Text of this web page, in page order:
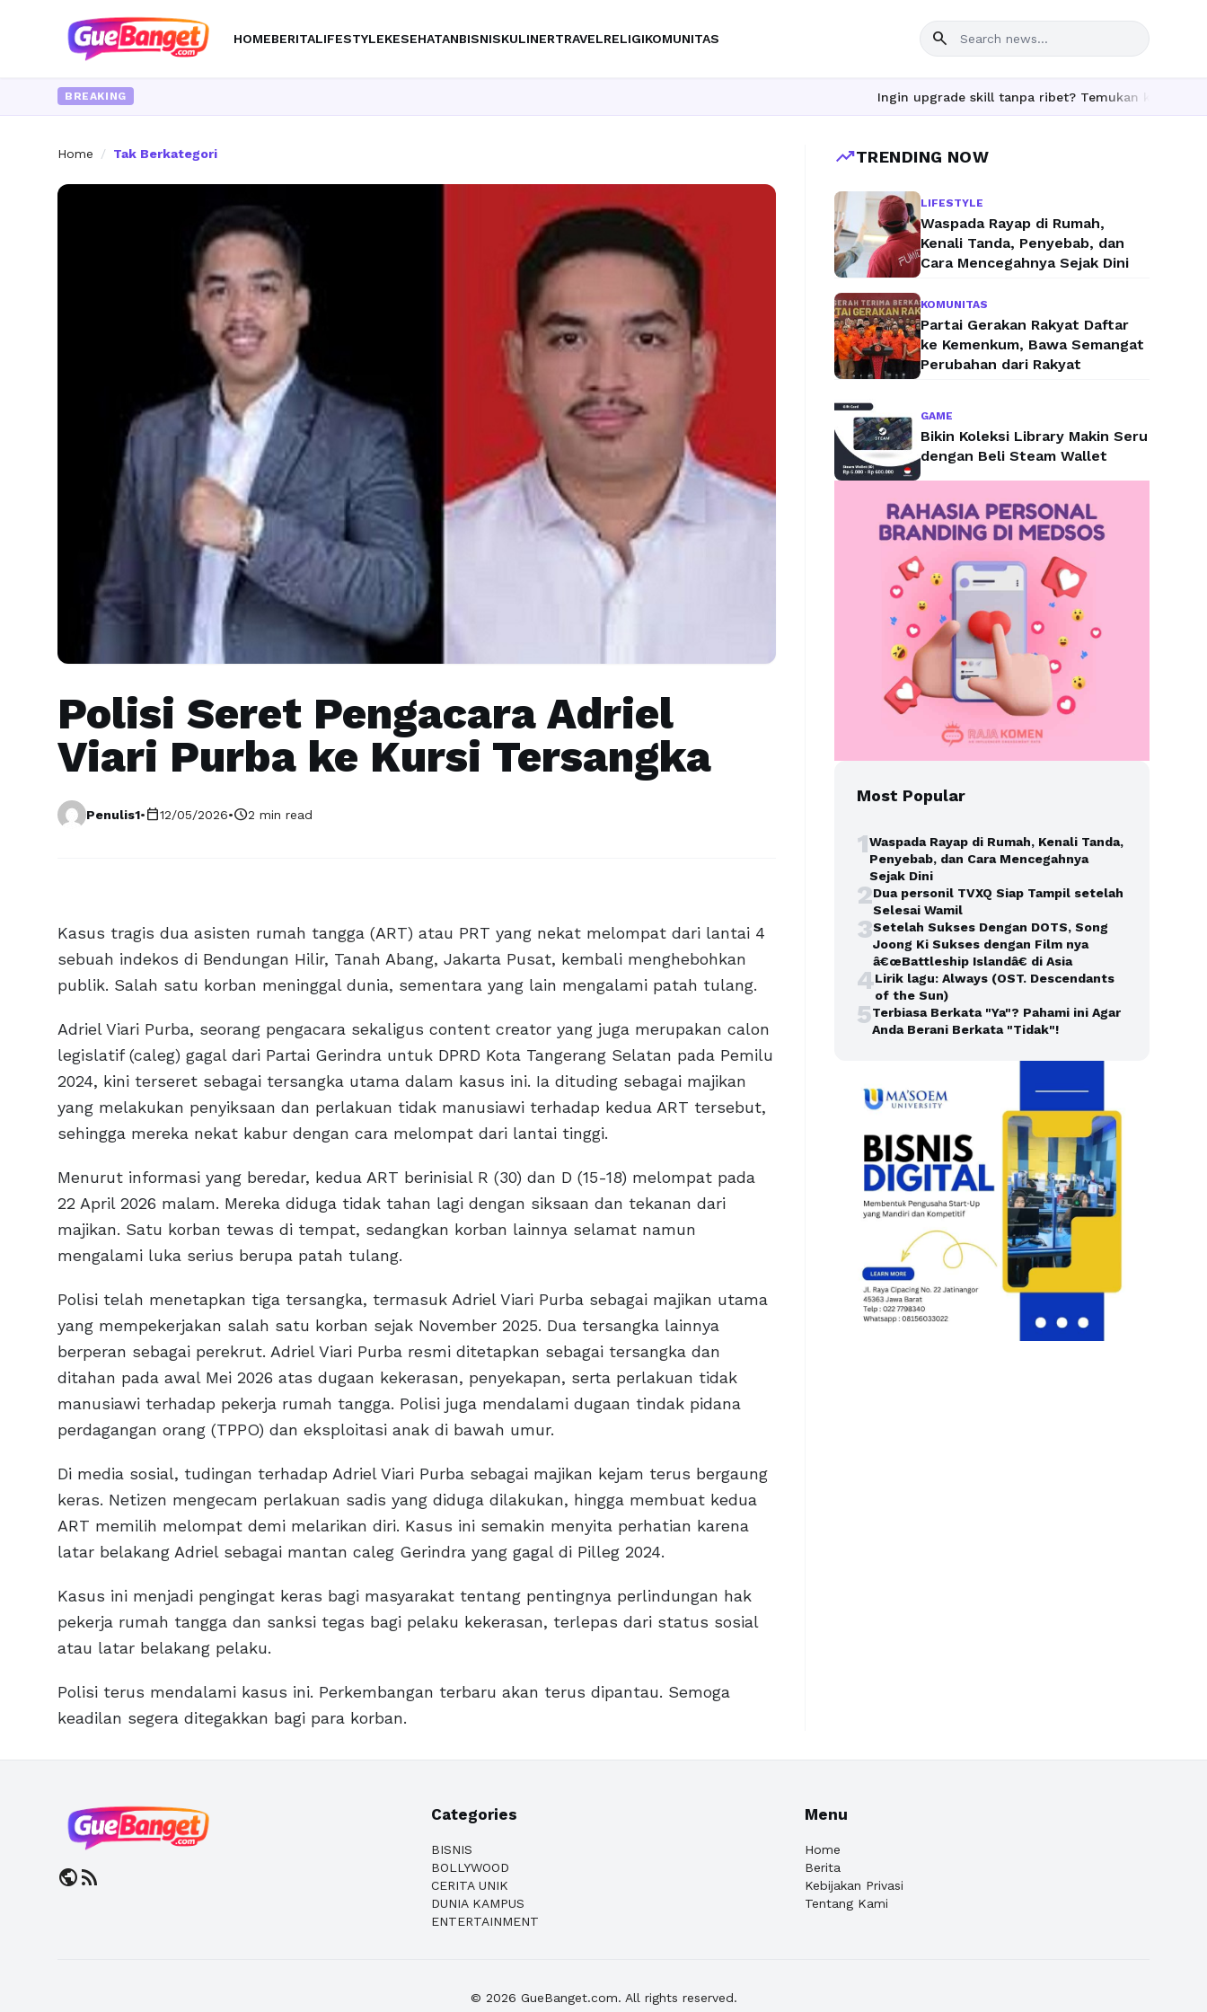
HOMEBERITALIFESTYLEKESEHATANBISNISKULINERTRAVELRELIGIKOMUNITAS search
BREAKING Ingin upgrade skill tanpa ribet? Temukan kelas seru dan
Home / Tak Berkategori
Polisi Seret Pengacara Adriel
Viari Purba ke Kursi Tersangka
Penulis1•calendar_today12/05/2026•schedule2 min read
Kasus tragis dua asisten rumah tangga (ART) atau PRT yang nekat melompat dari lantai 4
sebuah indekos di Bendungan Hilir, Tanah Abang, Jakarta Pusat, kembali menghebohkan
publik. Salah satu korban meninggal dunia, sementara yang lain mengalami patah tulang.
Adriel Viari Purba, seorang pengacara sekaligus content creator yang juga merupakan calon
legislatif (caleg) gagal dari Partai Gerindra untuk DPRD Kota Tangerang Selatan pada Pemilu
2024, kini terseret sebagai tersangka utama dalam kasus ini. Ia dituding sebagai majikan
yang melakukan penyiksaan dan perlakuan tidak manusiawi terhadap kedua ART tersebut,
sehingga mereka nekat kabur dengan cara melompat dari lantai tinggi.
Menurut informasi yang beredar, kedua ART berinisial R (30) dan D (15-18) melompat pada
22 April 2026 malam. Mereka diduga tidak tahan lagi dengan siksaan dan tekanan dari
majikan. Satu korban tewas di tempat, sedangkan korban lainnya selamat namun
mengalami luka serius berupa patah tulang.
Polisi telah menetapkan tiga tersangka, termasuk Adriel Viari Purba sebagai majikan utama
yang mempekerjakan salah satu korban sejak November 2025. Dua tersangka lainnya
berperan sebagai perekrut. Adriel Viari Purba resmi ditetapkan sebagai tersangka dan
ditahan pada awal Mei 2026 atas dugaan kekerasan, penyekapan, serta perlakuan tidak
manusiawi terhadap pekerja rumah tangga. Polisi juga mendalami dugaan tindak pidana
perdagangan orang (TPPO) dan eksploitasi anak di bawah umur.
Di media sosial, tudingan terhadap Adriel Viari Purba sebagai majikan kejam terus bergaung
keras. Netizen mengecam perlakuan sadis yang diduga dilakukan, hingga membuat kedua
ART memilih melompat demi melarikan diri. Kasus ini semakin menyita perhatian karena
latar belakang Adriel sebagai mantan caleg Gerindra yang gagal di Pilleg 2024.
Kasus ini menjadi pengingat keras bagi masyarakat tentang pentingnya perlindungan hak
pekerja rumah tangga dan sanksi tegas bagi pelaku kekerasan, terlepas dari status sosial
atau latar belakang pelaku.
Polisi terus mendalami kasus ini. Perkembangan terbaru akan terus dipantau. Semoga
keadilan segera ditegakkan bagi para korban.
trending_upTRENDING NOW
LIFESTYLE
Waspada Rayap di Rumah,
Kenali Tanda, Penyebab, dan
Cara Mencegahnya Sejak Dini
KOMUNITAS
Partai Gerakan Rakyat Daftar
ke Kemenkum, Bawa Semangat
Perubahan dari Rakyat
GAME
Bikin Koleksi Library Makin Seru
dengan Beli Steam Wallet
Most Popular
1Waspada Rayap di Rumah, Kenali Tanda,
Penyebab, dan Cara Mencegahnya
Sejak Dini
2Dua personil TVXQ Siap Tampil setelah
Selesai Wamil
3Setelah Sukses Dengan DOTS, Song
Joong Ki Sukses dengan Film nya
â€œBattleship Islandâ€ di Asia
4Lirik lagu: Always (OST. Descendants
of the Sun)
5Terbiasa Berkata "Ya"? Pahami ini Agar
Anda Berani Berkata "Tidak"!
publicrss_feed
Categories
BISNIS
BOLLYWOOD
CERITA UNIK
DUNIA KAMPUS
ENTERTAINMENT
Menu
Home
Berita
Kebijakan Privasi
Tentang Kami
© 2026 GueBanget.com. All rights reserved.